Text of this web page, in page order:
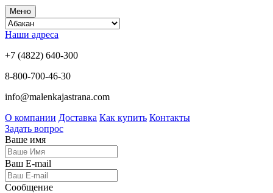
Меню
Наши адреса
+7 (4822) 640-300
8-800-700-46-30
info@malenkajastrana.com
О компании Доставка Как купить Контакты
Задать вопрос
Ваше имя
Ваш E-mail
Сообщение